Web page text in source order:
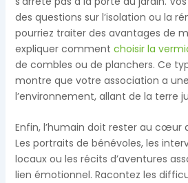
des questions sur l’isolation ou la
pourriez traiter des avantages de
expliquer comment choisir la
de combles ou de planchers. Ce
montre que votre association a
l’environnement, allant de la terre
Enfin, l’humain doit rester au cœur
Les portraits de bénévoles, les
locaux ou les récits d’aventures
lien émotionnel. Racontez les